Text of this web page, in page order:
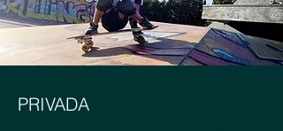
PRIVADA